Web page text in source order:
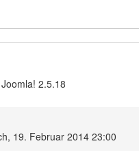
2.5.18
19. Februar 2014 23:00